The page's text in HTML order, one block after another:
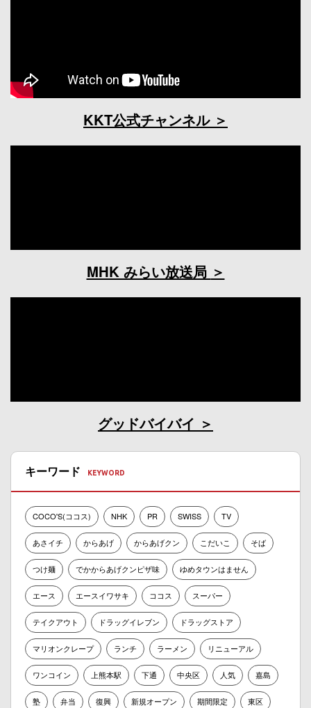
KKT公式チャンネル
MHK みらい放送局
グッドバイバイ
キーワード
COCO'S(ココス) NHK PR SWISS TV
あさイチ からあげ からあげクン こだいこ そば
つけ麺 でかからあげクンピザ味 ゆめタウンはません
エース エースイワサキ ココス スーパー
テイクアウト ドラッグイレブン ドラッグストア
マリオンクレープ ランチ ラーメン リニューアル
ワンコイン 上熊本駅 下通 中央区 人気 嘉島
塾 弁当 復興 新規オープン 期間限定 東区